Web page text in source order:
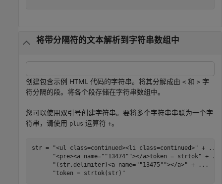
将带分隔符的文本解析到字符串数组中
创建包含示例 HTML 代码的字符串。将其分解成由 < 和 > 字
符分隔的段。将各个段存储在字符串数组中。
您可以使用双引号创建字符串。要将多个字符串串联为一个字
符串，请使用 plus 运算符 +。
str = "<ul class=continued><li class=continued>" +
...
"<pre><a name=""13474""></a>token = strtok" +
...
"(str,delimiter)<a name=""13475""></a>" +
...
"token = strtok(str)"